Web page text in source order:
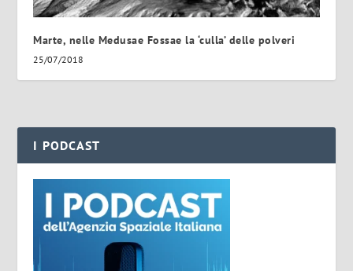
Marte, nelle Medusae Fossae la ‘culla’ delle polveri
25/07/2018
I PODCAST